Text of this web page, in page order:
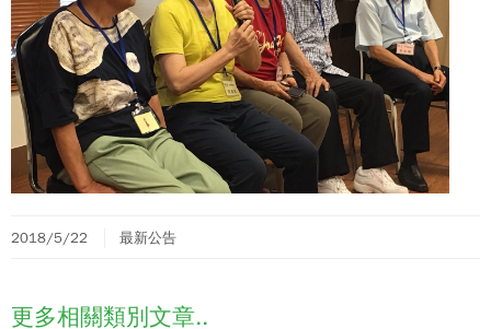
2018/5/22 最新公告
更多相關類別文章..